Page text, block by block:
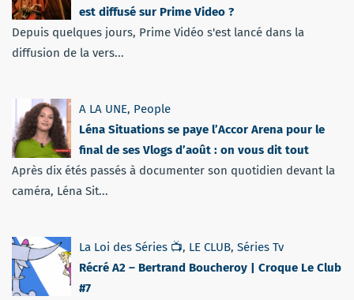
est diffusé sur Prime Video ?
Depuis quelques jours, Prime Vidéo s'est lancé dans la
diffusion de la vers...
A LA UNE, People
Léna Situations se paye l’Accor Arena pour le
final de ses Vlogs d’août : on vous dit tout
Après dix étés passés à documenter son quotidien devant la
caméra, Léna Sit...
La Loi des Séries 📺, LE CLUB, Séries Tv
Récré A2 – Bertrand Boucheroy | Croque Le Club
#7